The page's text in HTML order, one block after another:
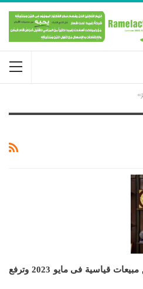
المتحدة للتجارة والتوزيع تحقق مبيعات قياسية فى مايو 2023 وترفع